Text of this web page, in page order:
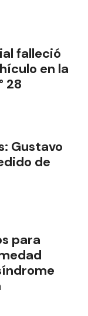
falleció
en la
28
Gustavo
de
para